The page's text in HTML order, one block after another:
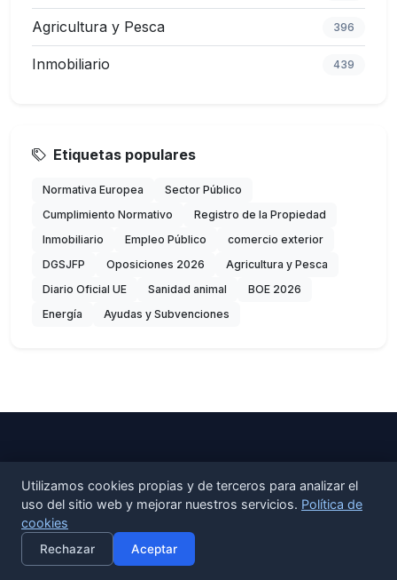
Agricultura y Pesca 396
Inmobiliario 439
Etiquetas populares
Normativa Europea
Sector Público
Cumplimiento Normativo
Registro de la Propiedad
Inmobiliario
Empleo Público
comercio exterior
DGSJFP
Oposiciones 2026
Agricultura y Pesca
Diario Oficial UE
Sanidad animal
BOE 2026
Energía
Ayudas y Subvenciones
Activar alertas
Radar de cambios legislativos para empresas
Utilizamos cookies propias y de terceros para analizar el
uso del sitio web y mejorar nuestros servicios. Política de
cookies
Rechazar Aceptar